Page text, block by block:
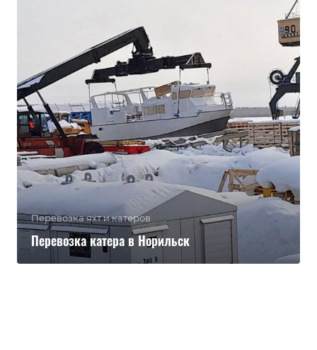
Перевозка яхт и катеров
Перевозка катера в Норильск